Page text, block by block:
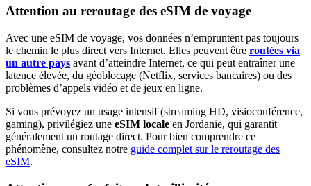
Attention au reroutage des eSIM de voyage
Avec une eSIM de voyage, vos données n’empruntent pas toujours
le chemin le plus direct vers Internet. Elles peuvent être routées via
un autre pays avant d’atteindre Internet, ce qui peut entraîner une
latence élevée, du géoblocage (Netflix, services bancaires) ou des
problèmes d’appels vidéo et de jeux en ligne.
Si vous prévoyez un usage intensif (streaming HD, visioconférence,
gaming), privilégiez une eSIM locale en Jordanie, qui garantit
généralement un routage direct. Pour bien comprendre ce
phénomène, consultez notre guide complet sur le reroutage des
eSIM.